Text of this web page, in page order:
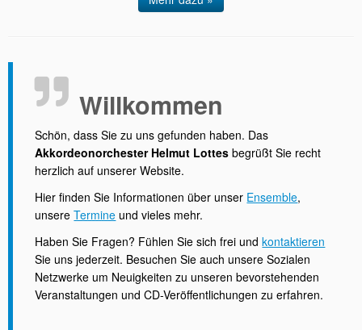
Willkommen
Schön, dass Sie zu uns gefunden haben. Das
Akkordeonorchester Helmut Lottes begrüßt Sie recht
herzlich auf unserer Website.
Hier finden Sie Informationen über unser Ensemble,
unsereTermine und vieles mehr.
Haben Sie Fragen? Fühlen Sie sich frei undkontaktieren
Sie uns jederzeit. Besuchen Sie auch unsere Sozialen
Netzwerke um Neuigkeiten zu unseren bevorstehenden
Veranstaltungen und CD-Veröffentlichungen zu erfahren.